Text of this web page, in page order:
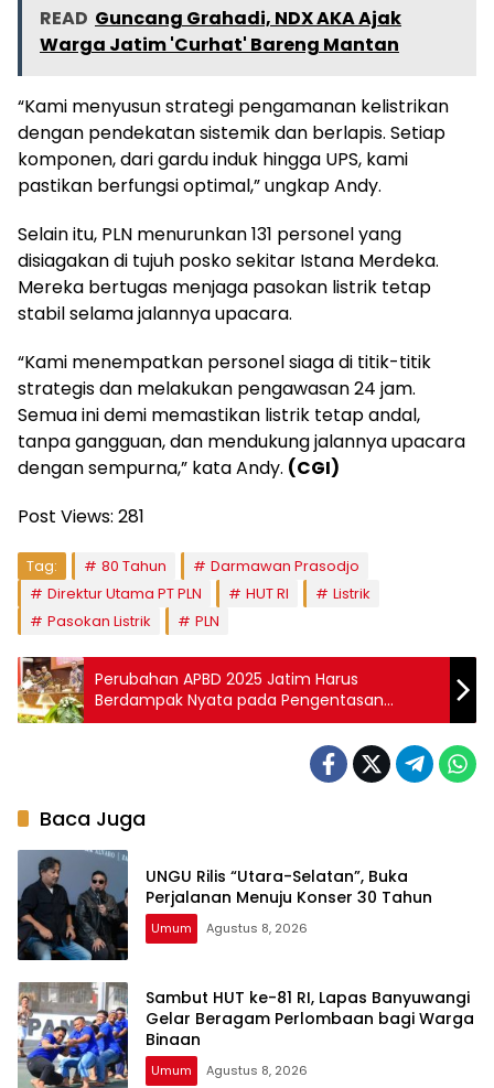
READ Guncang Grahadi, NDX AKA Ajak
Warga Jatim 'Curhat' Bareng Mantan
“Kami menyusun strategi pengamanan kelistrikan
dengan pendekatan sistemik dan berlapis. Setiap
komponen, dari gardu induk hingga UPS, kami
pastikan berfungsi optimal,” ungkap Andy.
Selain itu, PLN menurunkan 131 personel yang
disiagakan di tujuh posko sekitar Istana Merdeka.
Mereka bertugas menjaga pasokan listrik tetap
stabil selama jalannya upacara.
“Kami menempatkan personel siaga di titik-titik
strategis dan melakukan pengawasan 24 jam.
Semua ini demi memastikan listrik tetap andal,
tanpa gangguan, dan mendukung jalannya upacara
dengan sempurna,” kata Andy. (CGI)
Post Views: 281
Tag: 80 Tahun
Darmawan Prasodjo
Direktur Utama PT PLN
HUT RI
Listrik
Pasokan Listrik
PLN
Perubahan APBD 2025 Jatim Harus
Berdampak Nyata pada Pengentasan
Kemiskinan
Baca Juga
UNGU Rilis “Utara-Selatan”, Buka
Perjalanan Menuju Konser 30 Tahun
Umum Agustus 8, 2026
Sambut HUT ke-81 RI, Lapas Banyuwangi
Gelar Beragam Perlombaan bagi Warga
Binaan
Umum Agustus 8, 2026